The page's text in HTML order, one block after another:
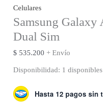
Celulares
Samsung
Dual Sim
$ 535.200 + Envío
Disponibilidad: 1 disponibles
Hasta 12 pagos sin